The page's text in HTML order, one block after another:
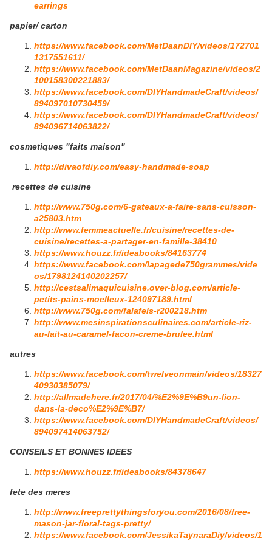
earrings
papier/ carton
https://www.facebook.com/MetDaanDIY/videos/172701
1317551611/
https://www.facebook.com/MetDaanMagazine/videos/2
100158300221883/
https://www.facebook.com/DIYHandmadeCraft/videos/
894097010730459/
https://www.facebook.com/DIYHandmadeCraft/videos/
894096714063822/
cosmetiques "faits maison"
http://divaofdiy.com/easy-handmade-soap
recettes de cuisine
http://www.750g.com/6-gateaux-a-faire-sans-cuisson-
a25803.htm
http://www.femmeactuelle.fr/cuisine/recettes-de-
cuisine/recettes-a-partager-en-famille-38410
https://www.houzz.fr/ideabooks/84163774
https://www.facebook.com/lapagede750grammes/vide
os/1798124140202257/
http://cestsalimaquicuisine.over-blog.com/article-
petits-pains-moelleux-124097189.html
http://www.750g.com/falafels-r200218.htm
http://www.mesinspirationsculinaires.com/article-riz-
au-lait-au-caramel-facon-creme-brulee.html
autres
https://www.facebook.com/twelveonmain/videos/18327
40930385079/
http://allmadehere.fr/2017/04/%E2%9E%B9un-lion-
dans-la-deco%E2%9E%B7/
https://www.facebook.com/DIYHandmadeCraft/videos/
894097414063752/
CONSEILS ET BONNES IDEES
https://www.houzz.fr/ideabooks/84378647
fete des meres
http://www.freeprettythingsforyou.com/2016/08/free-
mason-jar-floral-tags-pretty/
https://www.facebook.com/JessikaTaynaraDiy/videos/1